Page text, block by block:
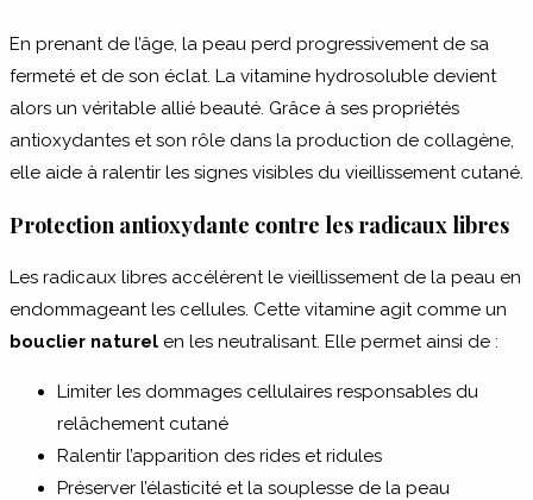
En prenant de l’âge, la peau perd progressivement de sa
fermeté et de son éclat. La vitamine hydrosoluble devient
alors un véritable allié beauté. Grâce à ses propriétés
antioxydantes et son rôle dans la production de collagène,
elle aide à ralentir les signes visibles du vieillissement cutané.
Protection antioxydante contre les radicaux libres
Les radicaux libres accélèrent le vieillissement de la peau en
endommageant les cellules. Cette vitamine agit comme un
bouclier naturel en les neutralisant. Elle permet ainsi de :
Limiter les dommages cellulaires responsables du
relâchement cutané
Ralentir l’apparition des rides et ridules
Préserver l’élasticité et la souplesse de la peau